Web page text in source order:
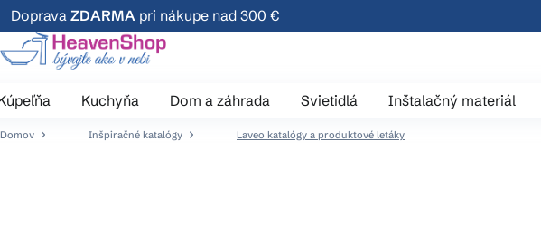
Prejsť
na
obsah
Doprava ZDARMA pri nákupe nad 300 €
Kuchyňa Dom a záhrada Svietidlá Inštalačný materiál
Domov Inšpiračné katalógy Laveo katalógy a produktové letáky